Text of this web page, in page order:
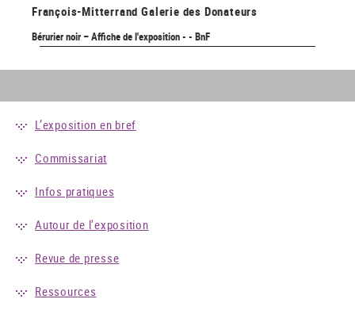
François-Mitterrand Galerie des Donateurs
Bérurier noir – Affiche de l'exposition - - BnF
L’exposition en bref
Commissariat
Infos pratiques
Autour de l'exposition
Revue de presse
Ressources